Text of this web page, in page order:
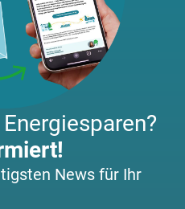
News für Ihr